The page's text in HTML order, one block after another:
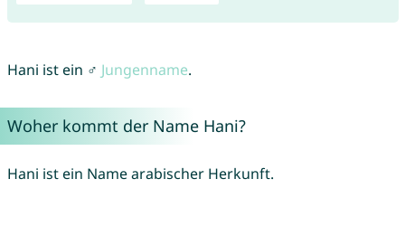
Hani ist ein ♂ Jungenname.
Woher kommt der Name Hani?
Hani ist ein Name arabischer Herkunft.